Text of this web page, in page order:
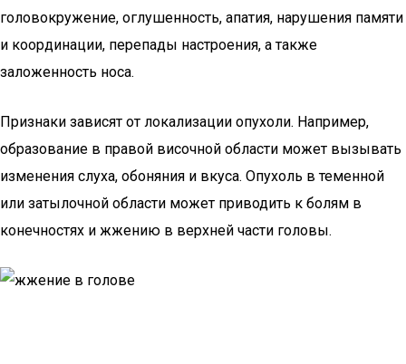
головокружение, оглушенность, апатия, нарушения памяти
и координации, перепады настроения, а также
заложенность носа.
Признаки зависят от локализации опухоли. Например,
образование в правой височной области может вызывать
изменения слуха, обоняния и вкуса. Опухоль в теменной
или затылочной области может приводить к болям в
конечностях и жжению в верхней части головы.